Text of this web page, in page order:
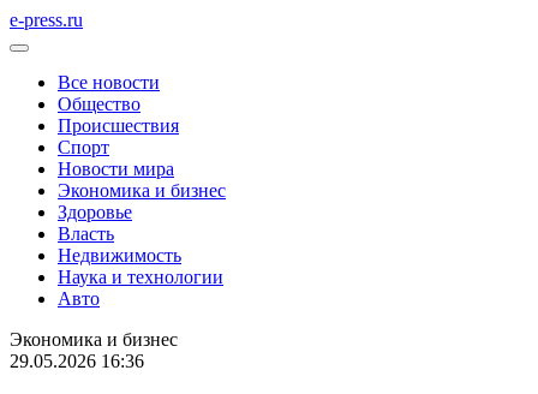
e-press.ru
Все новости
Общество
Происшествия
Спорт
Новости мира
Экономика и бизнес
Здоровье
Власть
Недвижимость
Наука и технологии
Авто
Экономика и бизнес
29.05.2026 16:36